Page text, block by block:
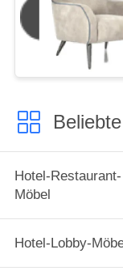
Hotel-Restaurant-
Möbel
Hotel-Lobby-